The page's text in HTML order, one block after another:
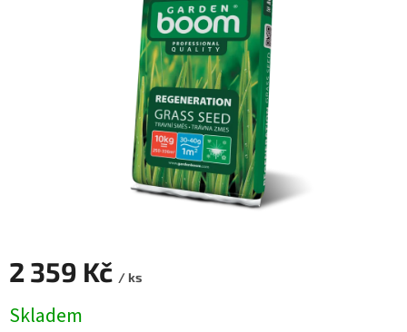
2 359 Kč / ks
cena:
Skladem